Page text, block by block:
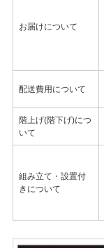
お届けについて
配送費用について
階上げ(階下げ)につ
いて
組み立て・設置付
きについて